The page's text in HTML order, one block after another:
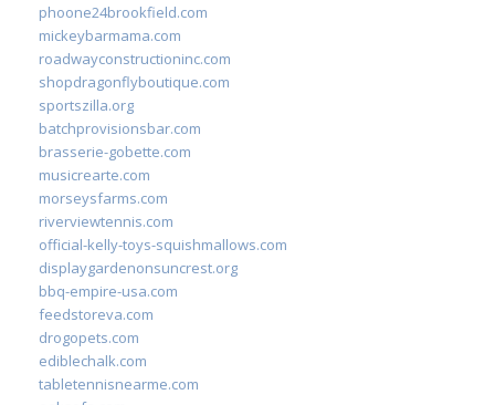
phoone24brookfield.com
mickeybarmama.com
roadwayconstructioninc.com
shopdragonflyboutique.com
sportszilla.org
batchprovisionsbar.com
brasserie-gobette.com
musicrearte.com
morseysfarms.com
riverviewtennis.com
official-kelly-toys-squishmallows.com
displaygardenonsuncrest.org
bbq-empire-usa.com
feedstoreva.com
drogopets.com
ediblechalk.com
tabletennisnearme.com